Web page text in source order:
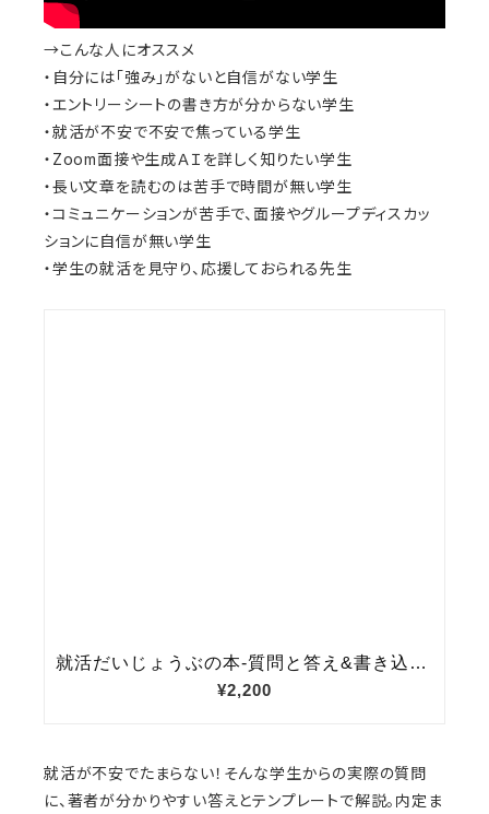
→こんな人にオススメ
・自分には「強み」がないと自信がない学生
・エントリーシートの書き方が分からない学生
・就活が不安で不安で焦っている学生
・Zoom面接や生成ＡＩを詳しく知りたい学生
・長い文章を読むのは苦手で時間が無い学生
・コミュニケーションが苦手で、面接やグループディスカッ
ションに自信が無い学生
・学生の就活を見守り、応援しておられる先生
就活が不安でたまらない！そんな学生からの実際の質問
に、著者が分かりやすい答えとテンプレートで解説。内定ま